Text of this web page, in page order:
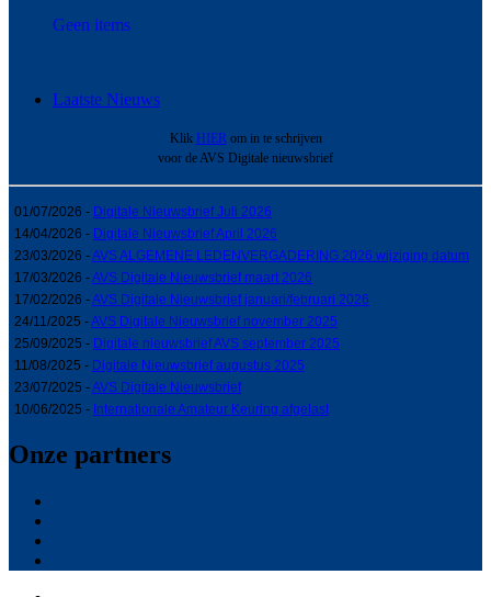
Geen items
Laatste Nieuws
Klik HIERom in te schrijven
voor de AVS Digitale nieuwsbrief
01/07/2026 - Digitale Nieuwsbrief Juli 2026
14/04/2026 - Digitale Nieuwsbrief April 2026
23/03/2026 -AVS ALGEMENE LEDENVERGADERING 2026 wijziging datum
17/03/2026 -AVS Digitale Nieuwsbrief maart 2026
17/02/2026 -AVS Digitale Nieuwsbrief januari/februari 2026
24/11/2025 -AVS Digitale Nieuwsbrief november 2025
25/09/2025 - Digitale nieuwsbrief AVS september 2025
11/08/2025 - Digitale Nieuwsbrief augustus 2025
23/07/2025 -AVS Digitale Nieuwsbrief
10/06/2025 - Internationale Amateur Keuring afgelast
Onze partners